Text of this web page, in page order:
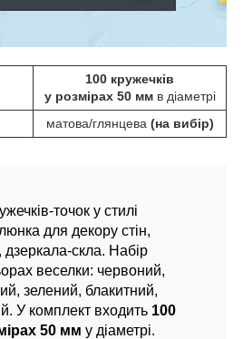
100 кружечків
у розмірах 50 ммв діаметрі
матова/глянцева (на вибір)
точок у стилі
для декору стін,
дзеркала-скла. Набір
веселки: червоний,
зелений, блакитний,
У комплект входить 100
50 мм у діаметрі.